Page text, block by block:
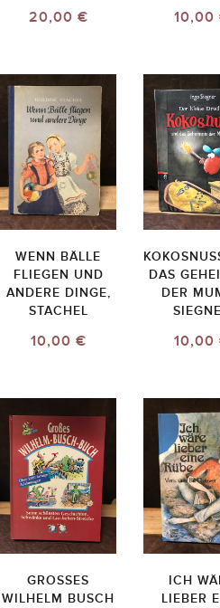
20,00 € 10,00
WENN BÄLLE
FLIEGEN UND
ANDERE DINGE,
STACHEL
10,00 €
DAS
DER
10,00
GROSSES W
ILHELM BUSCH B
ICH
LIEBER